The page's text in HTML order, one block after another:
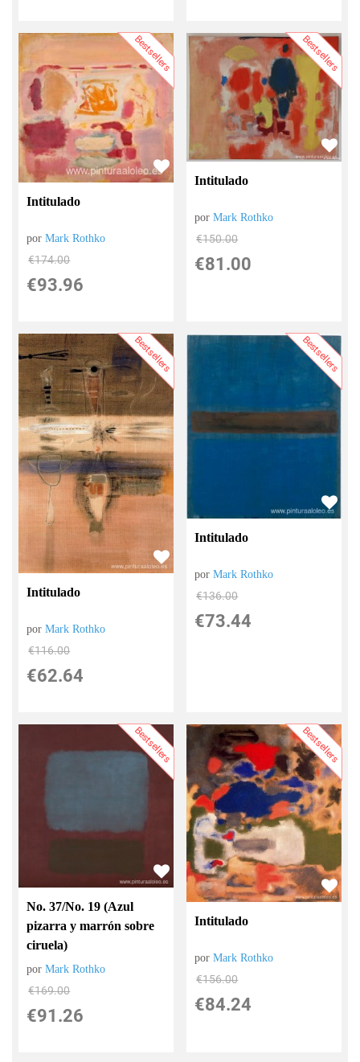
Bestsellers
Intitulado
porMark Rothko
€174.00
€93.96
Bestsellers
Intitulado
porMark Rothko
€150.00
€81.00
Bestsellers
Intitulado
porMark Rothko
€116.00
€62.64
Bestsellers
Intitulado
porMark Rothko
€136.00
€73.44
Bestsellers
No. 37/No. 19 (Azul
pizarra y marrón sobre
ciruela)
porMark Rothko
€169.00
€91.26
Bestsellers
Intitulado
porMark Rothko
€156.00
€84.24